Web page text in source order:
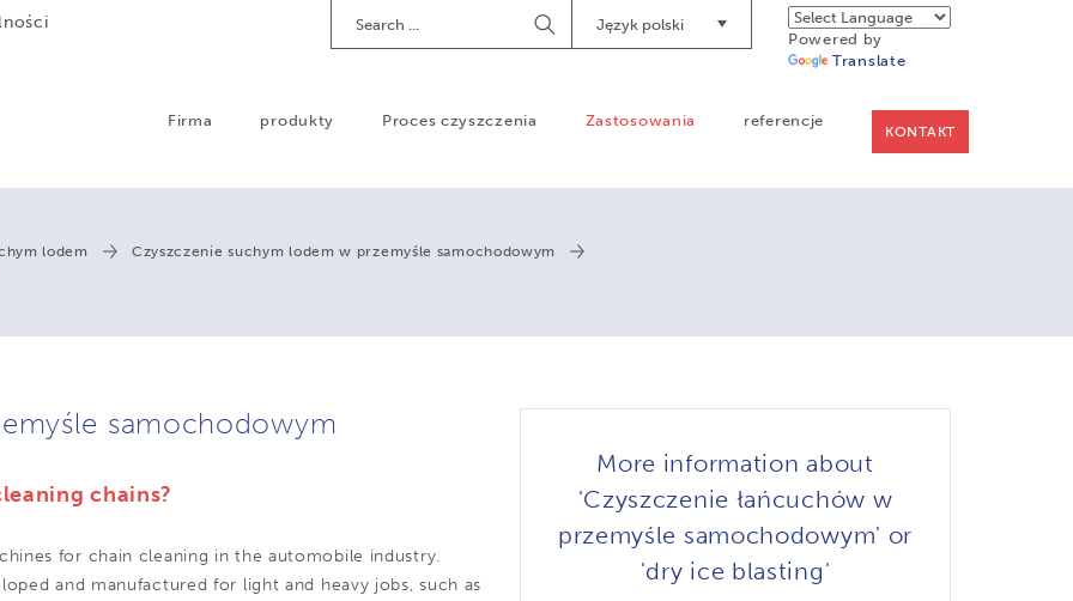
Powered by
Translate
Język polski
Begin
Searching
Firma produkty Proces czyszczenia Zastosowania referencje
KONTAKT
lodem
Czyszczenie suchym lodem w przemyśle samochodowym
samochodowym
chains?
for chain cleaning in the automobile industry.
and manufactured for light and heavy jobs, such as
More information about
'Czyszczenie łańcuchów w
przemyśle samochodowym' or
'dry ice blasting'